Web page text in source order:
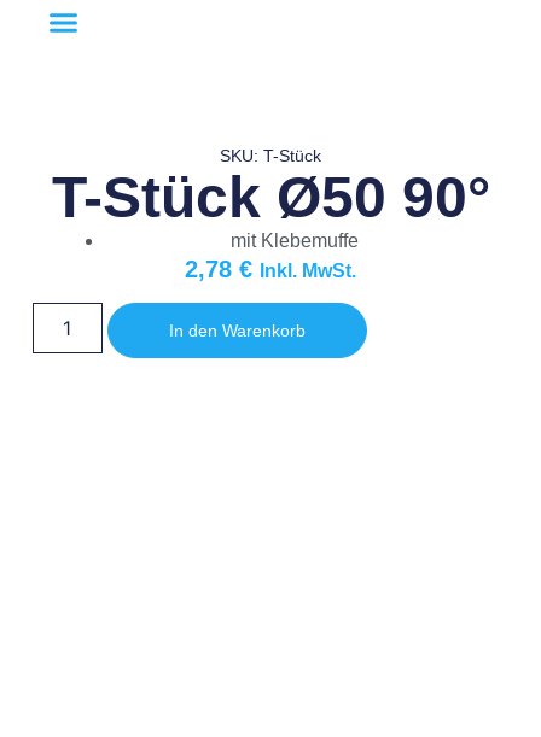
SKU: T-Stück
T-Stück Ø50 90°
mit Klebemuffe
2,78 € Inkl. MwSt.
In den Warenkorb